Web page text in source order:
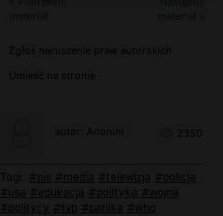
Zgłoś naruszenie praw autorskich
Umieść na stronie
autor: Anonim 2350
Tagi: #pis #media #telewizja #policja
#usa #edukacja #polityka #wojna
#politycy #tvp #panika #who